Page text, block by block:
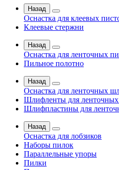
Назад
Оснастка для клеевых
Клеевые стержни
Назад
Оснастка для ленточных
Пильное полотно
Назад
Оснастка для ленточных
Шлифленты для
Шлифпластины для
Назад
Оснастка для лобзиков
Наборы пилок
Параллельные упоры
Пилки